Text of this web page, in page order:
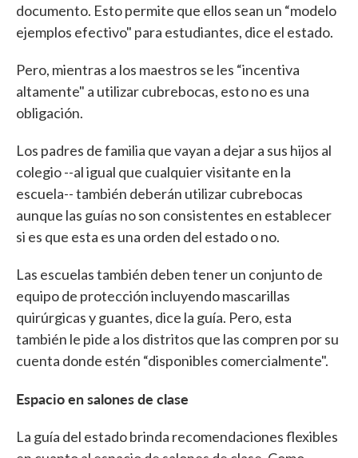
documento. Esto permite que ellos sean un “modelo
ejemplos efectivo" para estudiantes, dice el estado.
Pero, mientras a los maestros se les “incentiva
altamente" a utilizar cubrebocas, esto no es una
obligación.
Los padres de familia que vayan a dejar a sus hijos al
colegio --al igual que cualquier visitante en la
escuela-- también deberán utilizar cubrebocas
aunque las guías no son consistentes en establecer
si es que esta es una orden del estado o no.
Las escuelas también deben tener un conjunto de
equipo de protección incluyendo mascarillas
quirúrgicas y guantes, dice la guía. Pero, esta
también le pide a los distritos que las compren por su
cuenta donde estén “disponibles comercialmente".
Espacio en salones de clase
La guía del estado brinda recomendaciones flexibles